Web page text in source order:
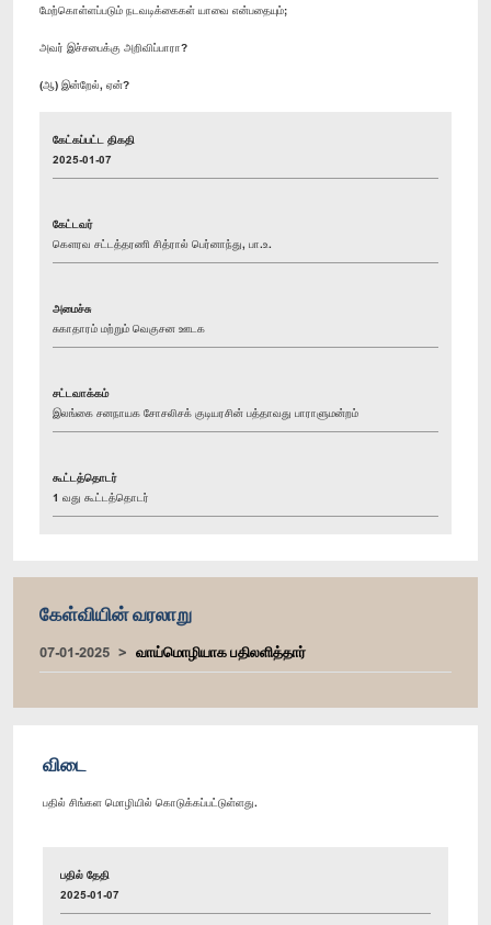
மேற்கொள்ளப்படும் நடவடிக்கைகள் யாவை என்பதையும்;
அவர் இச்சபைக்கு அறிவிப்பாரா?
(ஆ) இன்றேல், ஏன்?
கேட்கப்பட்ட திகதி
2025-01-07
கேட்டவர்
கௌரவ சட்டத்தரணி சித்ரால் பெர்னாந்து, பா.உ.
அமைச்சு
சுகாதாரம் மற்றும் வெகுசன ஊடக
சட்டவாக்கம்
இலங்கை சனநாயக சோசலிசக் குடியரசின் பத்தாவது பாராளுமன்றம்
கூட்டத்தொடர்
1 வது கூட்டத்தொடர்
கேள்வியின் வரலாறு
07-01-2025 வாய்மொழியாக பதிலளித்தார்
விடை
பதில் சிங்கள மொழியில் கொடுக்கப்பட்டுள்ளது.
பதில் தேதி
2025-01-07